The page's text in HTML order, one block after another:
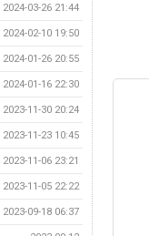
2024-03-26 21:44
2024-02-10 19:50
2024-01-26 20:55
2024-01-16 22:30
2023-11-30 20:24
2023-11-23 10:45
2023-11-06 23:21
2023-11-05 22:22
2023-09-18 06:37